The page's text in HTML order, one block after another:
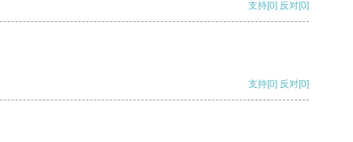
支持[0] 反对[0]
支持[0] 反对[0]